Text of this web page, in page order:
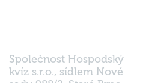
Společnost Hospodský
kvíz s.r.o., sídlem Nové